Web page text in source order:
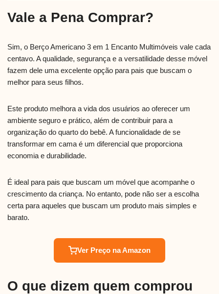
Vale a Pena Comprar?
Sim, o Berço Americano 3 em 1 Encanto Multimóveis vale cada
centavo. A qualidade, segurança e a versatilidade desse móvel
fazem dele uma excelente opção para pais que buscam o
melhor para seus filhos.
Este produto melhora a vida dos usuários ao oferecer um
ambiente seguro e prático, além de contribuir para a
organização do quarto do bebê. A funcionalidade de se
transformar em cama é um diferencial que proporciona
economia e durabilidade.
É ideal para pais que buscam um móvel que acompanhe o
crescimento da criança. No entanto, pode não ser a escolha
certa para aqueles que buscam um produto mais simples e
barato.
Ver Preço na Amazon
O que dizem quem comprou